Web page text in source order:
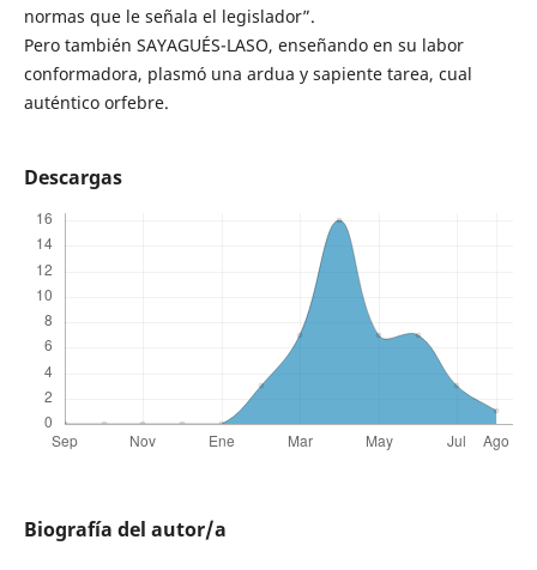
normas que le señala el legislador”.
Pero también SAYAGUÉS-LASO, enseñando en su labor
conformadora, plasmó una ardua y sapiente tarea, cual
auténtico orfebre.
Descargas
Biografía del autor/a